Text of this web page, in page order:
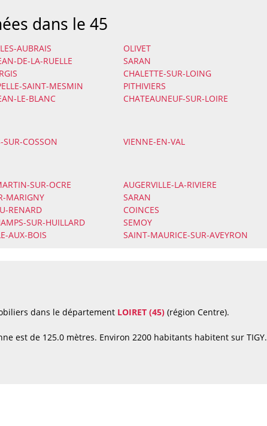
dans le 45
AUBRAIS
OLIVET
DE-LA-RUELLE
SARAN
CHALETTE-SUR-LOING
SAINT-MESMIN
PITHIVIERS
LE-BLANC CHATEAUNEUF-SUR-LOIRE
SUR-COSSON VIENNE-EN-VAL
SUR-OCRE
AUGERVILLE-LA-RIVIERE
MARIGNY
SARAN
RENARD
COINCES
SUR-HUILLARD
SEMOY
AUX-BOIS SAINT-MAURICE-SUR-AVEYRON
dans le département LOIRET (45) (région Centre).
est de 125.0 mètres. Environ 2200 habitants habitent sur TIGY.